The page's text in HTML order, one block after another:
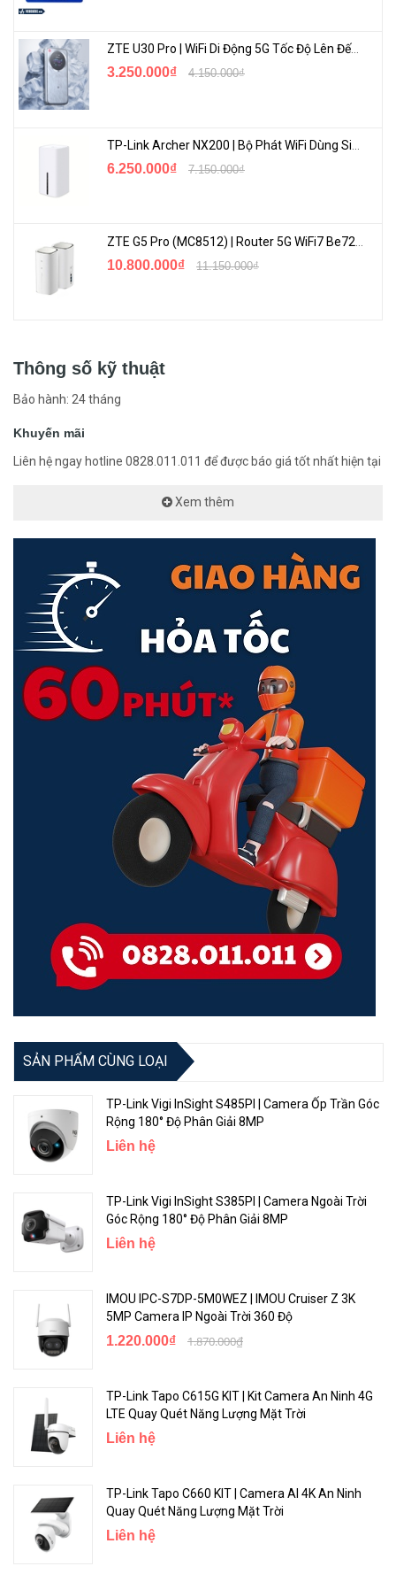
ZTE U30 Pro | WiFi Di Động 5G Tốc Độ Lên Đến 500Mbps, Màn Hình Cảm Ứng
3.250.000₫ 4.150.000₫
6.250.000₫ 7.150.000₫
10.800.000₫ 11.150.000₫
Thông số kỹ thuật
Bảo hành: 24 tháng
Khuyến mãi
Liên hệ ngay hotline 0828.011.011 để được báo giá tốt nhất hiện tại
Xem thêm
SẢN PHẨM CÙNG LOẠI
TP-Link Vigi InSight S485PI | Camera Ốp Trần Góc
Rộng 180° Độ Phân Giải 8MP
Liên hệ
TP-Link Vigi InSight S385PI | Camera Ngoài Trời
Góc Rộng 180° Độ Phân Giải 8MP
Liên hệ
IMOU IPC-S7DP-5M0WEZ | IMOU Cruiser Z 3K
5MP Camera IP Ngoài Trời 360 Độ
1.220.000₫ 1.870.000₫
TP-Link Tapo C615G KIT | Kit Camera An Ninh 4G
LTE Quay Quét Năng Lượng Mặt Trời
Liên hệ
TP-Link Tapo C660 KIT | Camera AI 4K An Ninh
Quay Quét Năng Lượng Mặt Trời
Liên hệ